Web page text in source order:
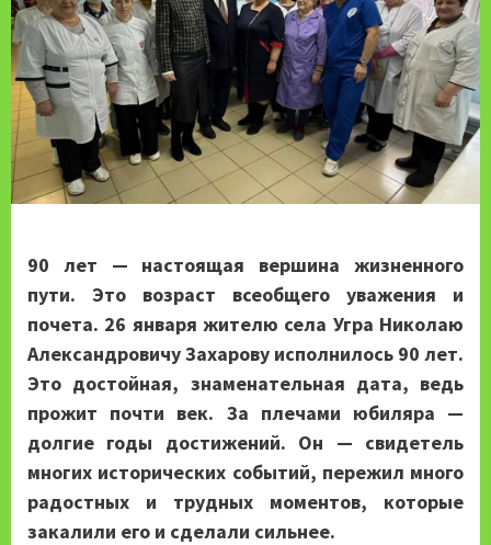
90 лет — настоящая вершина жизненного
пути. Это возраст всеобщего уважения и
почета. 26 января жителю села Угра Николаю
Александровичу Захарову исполнилось 90 лет.
Это достойная, знаменательная дата, ведь
прожит почти век. За плечами юбиляра —
долгие годы достижений. Он — свидетель
многих исторических событий, пережил много
радостных и трудных моментов, которые
закалили его и сделали сильнее.